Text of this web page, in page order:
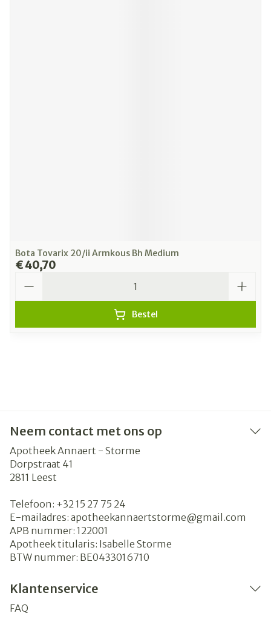
Bota Tovarix 20/ii Armkous Bh Medium
€ 40,70
Bestel
Neem contact met ons op
Apotheek Annaert - Storme
Dorpstraat 41
2811 Leest
Telefoon: +32 15 27 75 24
E-mailadres: apotheekannaertstorme@gmail.com
APB nummer: 122001
Apotheek titularis: Isabelle Storme
BTW nummer: BE0433016710
Klantenservice
FAQ